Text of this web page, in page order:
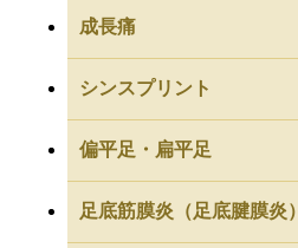
成長痛
シンスプリント
偏平足・扁平足
足底筋膜炎（足底腱膜炎）